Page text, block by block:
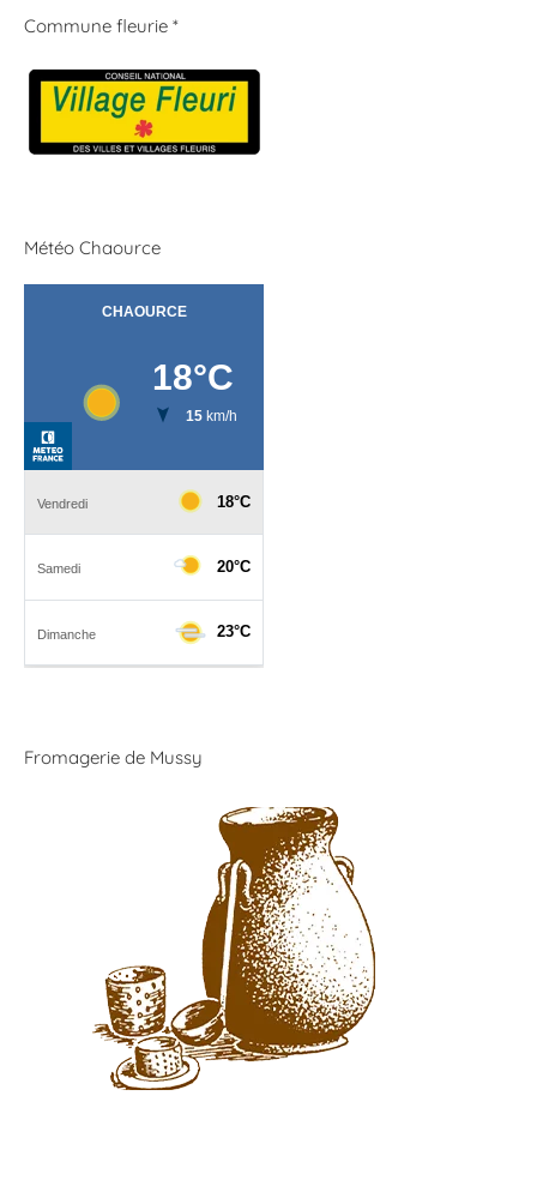
Commune fleurie *
Météo Chaource
Fromagerie de Mussy